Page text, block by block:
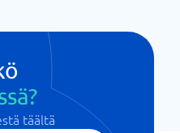
täältä